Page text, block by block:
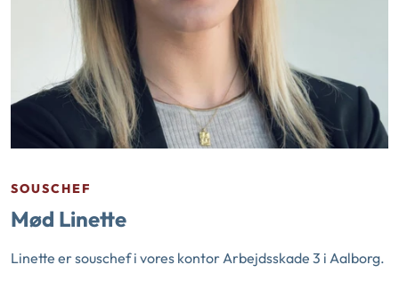
SOUSCHEF
Mød Linette
Linette er souschef i vores kontor Arbejdsskade 3 i Aalborg.